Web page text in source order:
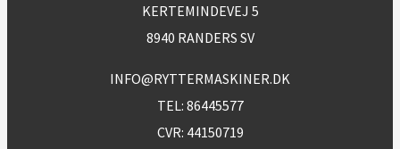
KERTEMINDEVEJ 5
8940 RANDERS SV
INFO@RYTTERMASKINER.DK
TEL: 86445577
CVR: 44150719